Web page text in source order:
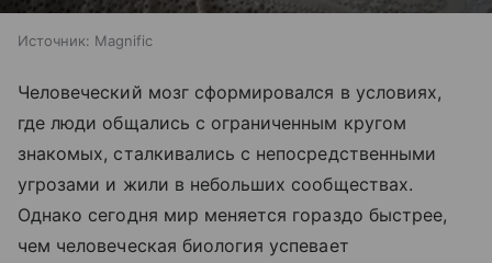
Источник: Magnific
Человеческий мозг сформировался в условиях,
где люди общались с ограниченным кругом
знакомых, сталкивались с непосредственными
угрозами и жили в небольших сообществах.
Однако сегодня мир меняется гораздо быстрее,
чем человеческая биология успевает